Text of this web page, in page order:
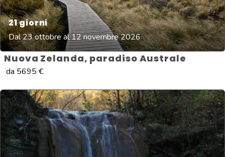
21giorni
Dal 23 ottobre al 12 novembre 2026
Nuova Zelanda, paradiso Australe
da 5695 €